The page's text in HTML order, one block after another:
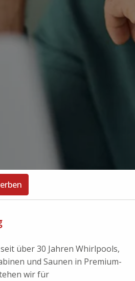
über 30 Jahren Whirlpools,
und Saunen in Premium-
wir für